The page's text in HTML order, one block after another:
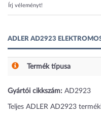
Írj véleményt!
ADLER AD2923
Termék típusa
Gyártói cikkszám: AD2923
Teljes ADLER AD2923